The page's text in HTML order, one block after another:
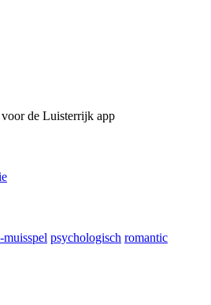
de Luisterrijk app
muisspel psychologisch romantic